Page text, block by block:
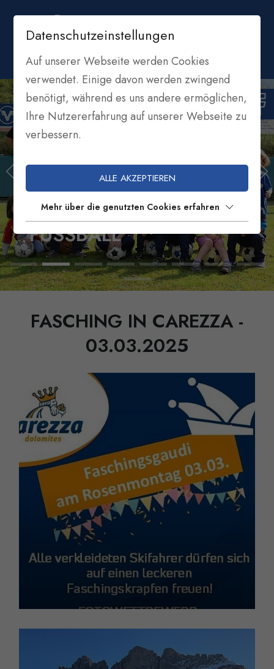
ASV WELSCHNOFEN
FUSSBALL
FASCHING IN CAREZZA -
03.03.2025
Datenschutzeinstellungen
Auf unserer Webseite werden Cookies
verwendet. Einige davon werden zwingend
benötigt, während es uns andere ermöglichen,
Ihre Nutzererfahrung auf unserer Webseite zu
verbessern.
ALLE AKZEPTIEREN
Mehr über die genutzten Cookies erfahren